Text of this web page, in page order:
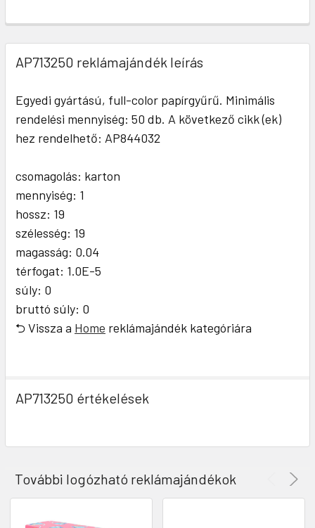
AP713250 reklámajándék leírás
Egyedi gyártású, full-color papírgyűrű. Minimális
rendelési mennyiség: 50 db. A következő cikk (ek)
hez rendelhető: AP844032
csomagolás: karton
mennyiség: 1
hossz: 19
szélesség: 19
magasság: 0.04
térfogat: 1.0E-5
súly: 0
bruttó súly: 0
⮌ Vissza a Home reklámajándék kategóriára
AP713250 értékelések
További logózható reklámajándékok